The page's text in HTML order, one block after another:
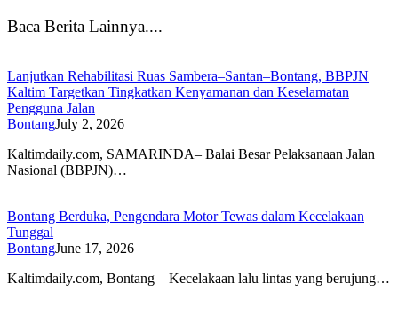
Baca Berita Lainnya....
Lanjutkan Rehabilitasi Ruas Sambera–Santan–Bontang, BBPJN
Kaltim Targetkan Tingkatkan Kenyamanan dan Keselamatan
Pengguna Jalan
BontangJuly 2, 2026
Kaltimdaily.com, SAMARINDA– Balai Besar Pelaksanaan Jalan
Nasional (BBPJN)…
Bontang Berduka, Pengendara Motor Tewas dalam Kecelakaan
Tunggal
BontangJune 17, 2026
Kaltimdaily.com, Bontang – Kecelakaan lalu lintas yang berujung…